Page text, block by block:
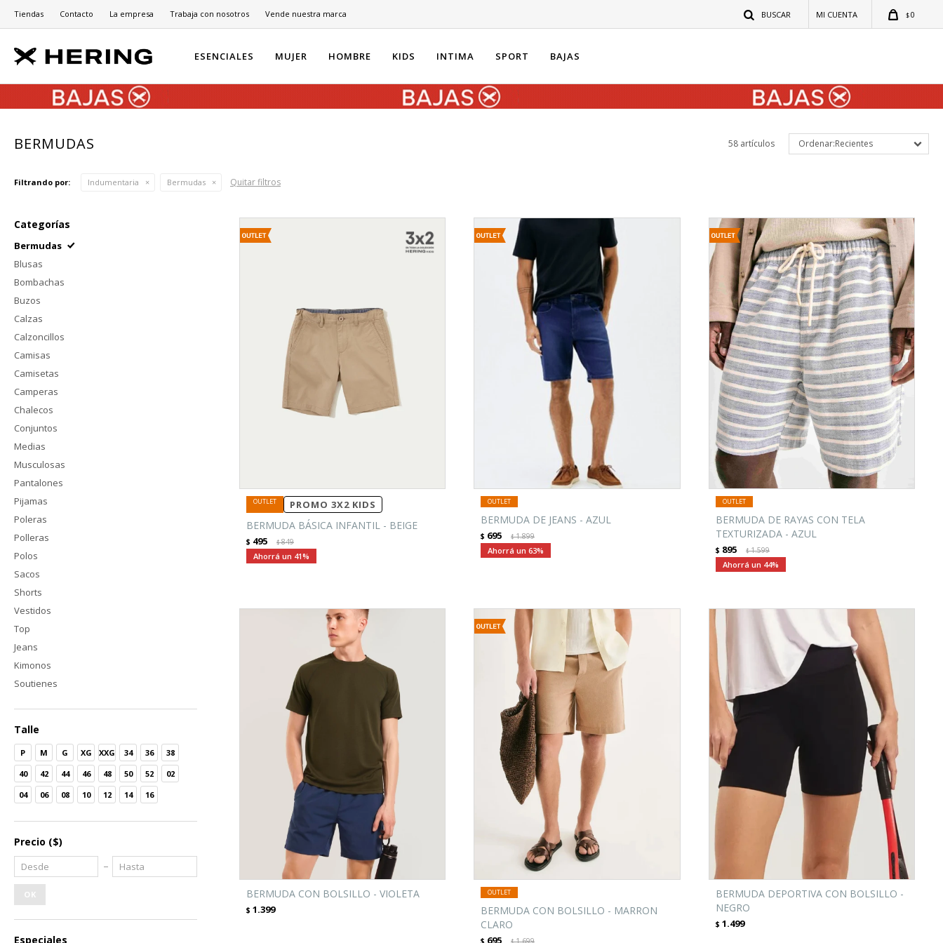
ESENCIALES MUJER HOMBRE KIDS INTIMA SPORT BAJAS
$0
Tiendas Contacto La empresa Trabaja con nosotros Vende nuestra marca
BERMUDAS 58 artículos Recientes
Filtrando por: Indumentaria Bermudas Quitar filtros
PROMO 3X2 KIDS
BERMUDA BÁSICA INFANTIL - BEIGE
$ 495 $849
41
BERMUDA DE JEANS - AZUL
$ 695 $1.899
63
BERMUDA DE RAYAS CON TELA
TEXTURIZADA - AZUL
$ 895 $1.599
44
BERMUDA CON BOLSILLO - VIOLETA
$ 1.399
BERMUDA CON BOLSILLO - MARRON
CLARO
695 $
BERMUDA DEPORTIVA CON BOLSILLO -
NEGRO
$ 1.499
Categorías
Bermudas
Blusas
Bombachas
Buzos
Calzas
Calzoncillos
Camisas
Camisetas
Camperas
Chalecos
Conjuntos
Medias
Musculosas
Pantalones
Pijamas
Poleras
Polleras
Polos
Sacos
Shorts
Vestidos
Top
Jeans
Kimonos
Soutienes
Talle
P M G XG XXG 34 36
38
40
42 44 46 48 50 52
02
04
06 08 10 12 14 16
Precio ($)
OK
Especiales